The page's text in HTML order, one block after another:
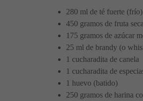
280 ml de té fuerte (frío)
450 gramos de fruta
175 gramos de azúcar
25 ml de brandy (o
1 cucharadita de canela
1 cucharadita de
1 huevo (batido)
250 gramos de harina